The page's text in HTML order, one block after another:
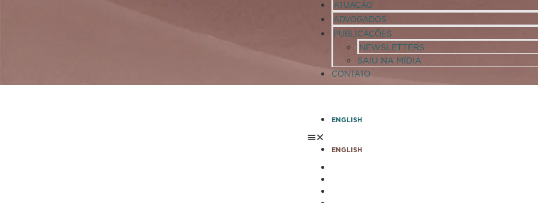
ATUAÇÃO
ADVOGADOS
PUBLICAÇÕES
NEWSLETTERS
SAIU NA MÍDIA
CONTATO
ENGLISH
ENGLISH